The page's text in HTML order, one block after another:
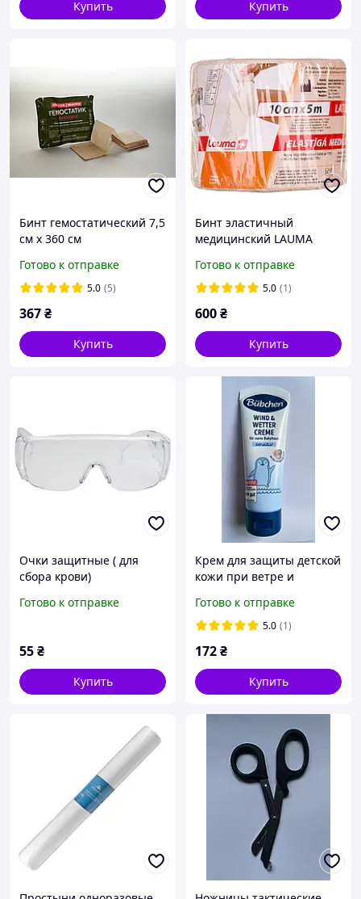
Купить Купить
Бинт гемостатический 7,5
см х 360 см
Готово к отправке
5.0 (5)
367₴
Купить
Бинт эластичный
медицинский LAUMA
Free высокой степени
растяжимости размер 5м
Готово к отправке
5.0 (1)
600₴
Купить
Очки защитные ( для
сбора крови)
Готово к отправке
55₴
Купить
Крем для защиты детской
кожи при ветре и
Готово к отправке
5.0 (1)
172₴
Купить